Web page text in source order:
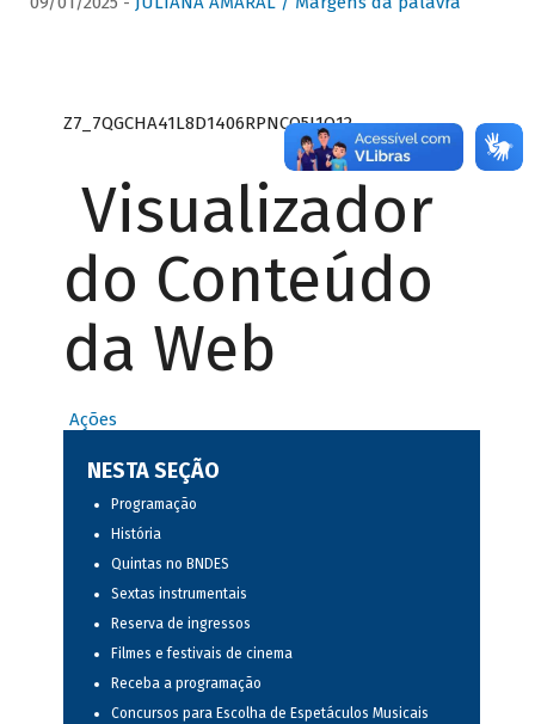
Z7_7QGCHA41L8D1406RPNCQ5J1O12
Visualizador
do Conteúdo
da Web
Ações
NESTA SEÇÃO
Programação
História
Quintas no BNDES
Sextas instrumentais
Reserva de ingressos
Filmes e festivais de cinema
Receba a programação
Concursos para Escolha de Espetáculos Musicais